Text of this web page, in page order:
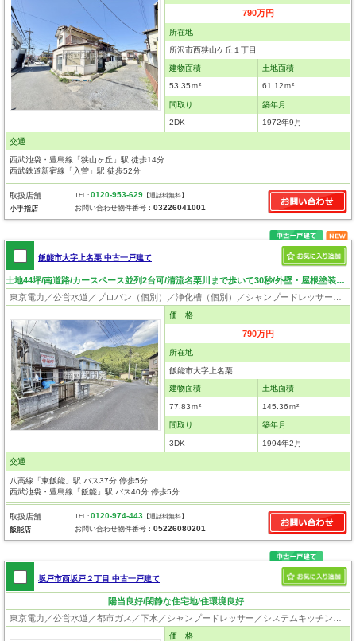
790万円
所在地
所沢市西狭山ケ丘１丁目
建物面積
53.35ｍ²
土地面積
61.12ｍ²
間取り
2DK
築年月
1972年9月
交通
西武池袋・豊島線「狭山ヶ丘」駅 徒歩14分
西武鉄道新宿線「入曽」駅 徒歩52分
取扱店舗
小手指店
TEL :0120-953-629 【通話料無料】
お問い合わせ物件番号：03226041001
飯能市大字上名栗 中古一戸建て
土地44坪/南道路/カースペース並列2台可/清流名栗川まで歩いて30秒/外壁・屋根塗装/自然豊かなロケーション
東京電力／公営水道／プロパン（個別）／浄化槽（個別）／シャンプードレッサー／ウォシュレット／システムキッチン／出窓／フローリング／クローゼット
価 格
790万円
所在地
飯能市大字上名栗
建物面積
77.83ｍ²
土地面積
145.36ｍ²
間取り
3DK
築年月
1994年2月
交通
八高線「東飯能」駅 バス37分 停歩5分
西武池袋・豊島線「飯能」駅 バス40分 停歩5分
取扱店舗
飯能店
TEL :0120-974-443 【通話料無料】
お問い合わせ物件番号：05226080201
坂戸市西坂戸２丁目 中古一戸建て
陽当良好/閑静な住宅地/住環境良好
価 格